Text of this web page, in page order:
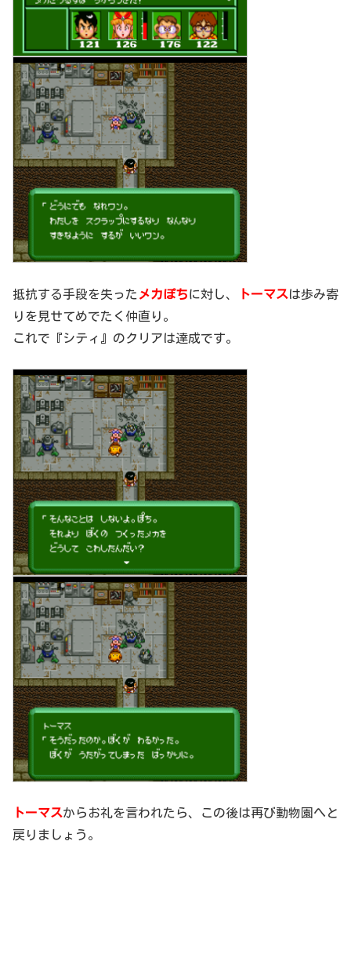
抵抗する手段を失った メカぽちに対し、 トーマスは歩み寄
りを見せてめでたく仲直り。
これで『シティ』のクリアは達成です。
トーマスからお礼を言われたら、この後は再び動物園へと
戻りましょう。